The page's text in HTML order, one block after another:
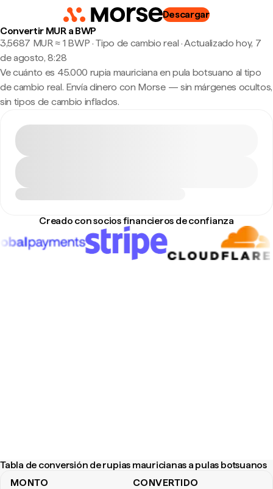
Descargar
Convertir MUR a BWP
3,5687 MUR ≈ 1 BWP · Tipo de cambio real ·Actualizado hoy, 7
de agosto, 8:28
Ve cuánto es 45.000 rupia mauriciana en pula botsuano al tipo
de cambio real. Envía dinero con Morse — sin márgenes ocultos,
sin tipos de cambio inflados.
Creado con socios financieros de confianza
Tabla de conversión de rupias mauricianas a pulas botsuanos
MONTO CONVERTIDO